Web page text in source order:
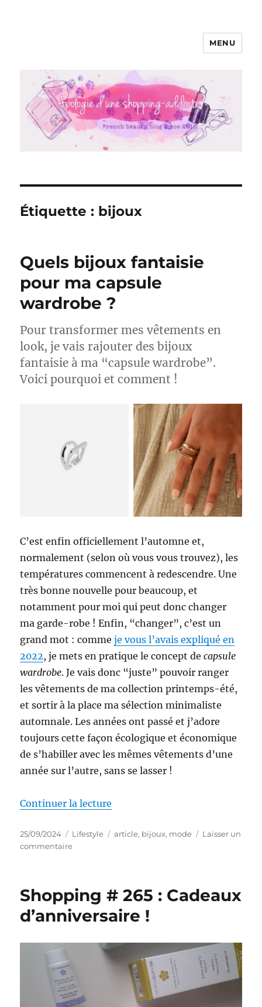
Apologie d'une Shopping-addicte
MENU
Étiquette : bijoux
Quels bijoux fantaisie
pour ma capsule
wardrobe ?
Pour transformer mes vêtements en
look, je vais rajouter des bijoux
fantaisie à ma “capsule wardrobe”.
Voici pourquoi et comment !
C’est enfin officiellement l’automne et,
normalement (selon où vous vous trouvez), les
températures commencent à redescendre. Une
très bonne nouvelle pour beaucoup, et
notamment pour moi qui peut donc changer
ma garde-robe ! Enfin, “changer”, c’est un
grand mot : commeje vous l’avais expliqué en
2022, je mets en pratique le concept decapsule
wardrobe. Je vais donc “juste” pouvoir ranger
les vêtements de ma collection printemps-été,
et sortir à la place ma sélection minimaliste
automnale. Les années ont passé et j’adore
toujours cette façon écologique et économique
de s’habiller avec les mêmes vêtements d’une
année sur l’autre, sans se lasser !
Continuer la lecture
Publié
le
25/09/2024 Catégories
Lifestyle Étiquettes
article, bijoux, mode
Laisser un
commentairesur
pour
capsule
?
Shopping # 265 : Cadeaux
d’anniversaire !